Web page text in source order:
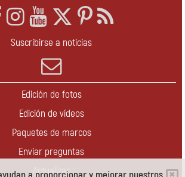
Suscribirse a noticias
Edición de fotos
Edición de vídeos
Paquetes de marcos
Enviar preguntas
Actualizar